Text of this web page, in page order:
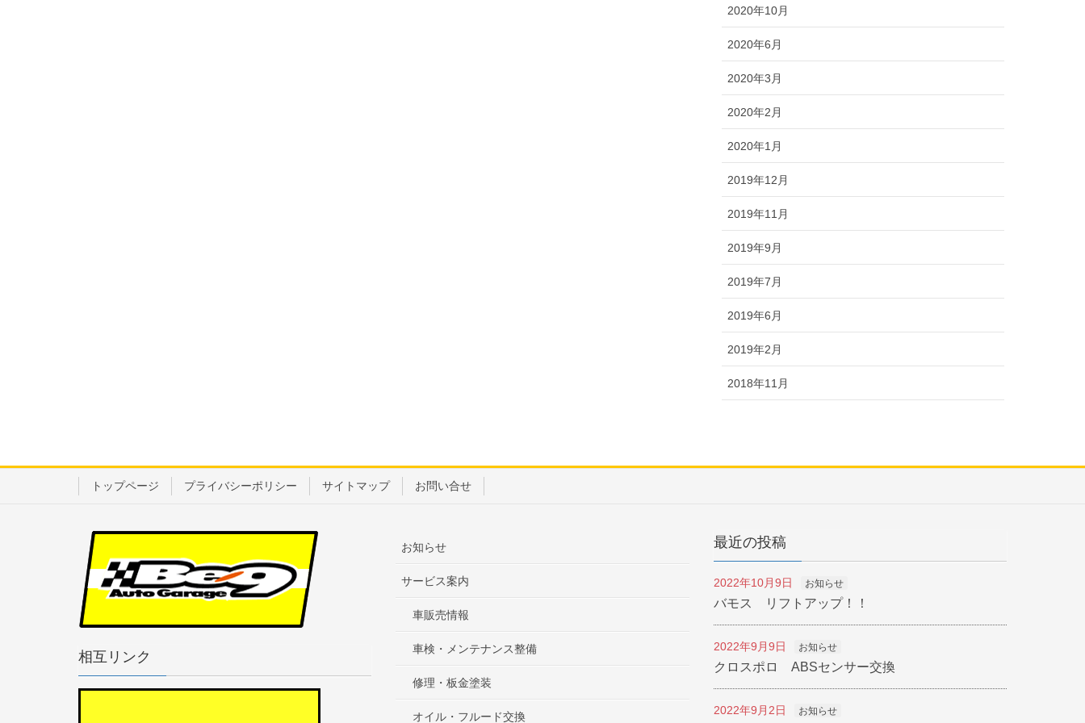
2020年10月
2020年6月
2020年3月
2020年2月
2020年1月
2019年12月
2019年11月
2019年9月
2019年7月
2019年6月
2019年2月
2018年11月
トップページ プライバシーポリシー サイトマップ お問い合せ
相互リンク
お知らせ
サービス案内
車販売情報
車検・メンテナンス整備
修理・板金塗装
オイル・フルード交換
最近の投稿
2022年10月9日 お知らせ
バモス リフトアップ！！
2022年9月9日 お知らせ
クロスポロ ABSセンサー交換
2022年9月2日 お知らせ